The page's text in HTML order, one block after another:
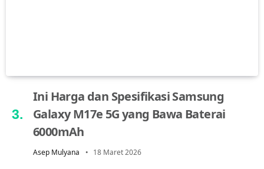
Ini Harga dan Spesifikasi Samsung
Galaxy M17e 5G yang Bawa Baterai
6000mAh
Asep Mulyana 18 Maret 2026